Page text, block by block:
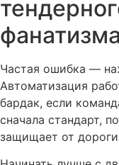
фанатизма
Частая ошибка —
Автоматизация
бардак, если
сначала стандарт,
защищает от